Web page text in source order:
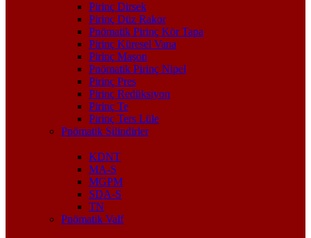
Pirinç Dirsek
Pirinç Düz Rakor
Pnömatik Pirinç Kör Tapa
Pirinç Küresel Vana
Pirinç Maşon
Pnömatik Pirinç Nipel
Pirinç Pres
Pirinç Redüksiyon
Pirinç Te
Pirinç Ters Lüle
Pnömatik Silindirler
KDNT
MA-S
MGPM
SDA-S
TN
Pnömatik Valf